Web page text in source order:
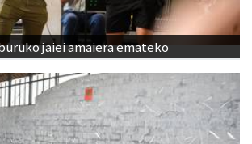
jaiei amaiera emateko